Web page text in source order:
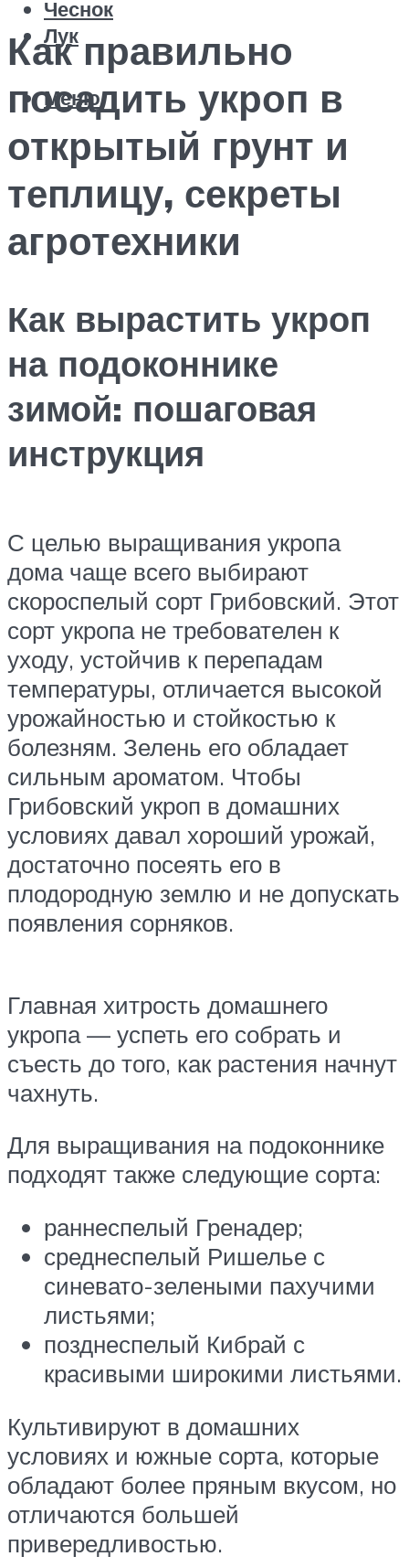
Чеснок
Лук
Меню
Как правильно
посадить укроп в
открытый грунт и
теплицу, секреты
агротехники
Как вырастить укроп
на подоконнике
зимой: пошаговая
инструкция
С целью выращивания укропа
дома чаще всего выбирают
скороспелый сорт Грибовский. Этот
сорт укропа не требователен к
уходу, устойчив к перепадам
температуры, отличается высокой
урожайностью и стойкостью к
болезням. Зелень его обладает
сильным ароматом. Чтобы
Грибовский укроп в домашних
условиях давал хороший урожай,
достаточно посеять его в
плодородную землю и не допускать
появления сорняков.
Главная хитрость домашнего
укропа — успеть его собрать и
съесть до того, как растения начнут
чахнуть.
Для выращивания на подоконнике
подходят также следующие сорта:
раннеспелый Гренадер;
среднеспелый Ришелье с
синевато-зелеными пахучими
листьями;
позднеспелый Кибрай с
красивыми широкими листьями.
Культивируют в домашних
условиях и южные сорта, которые
обладают более пряным вкусом, но
отличаются большей
привередливостью.